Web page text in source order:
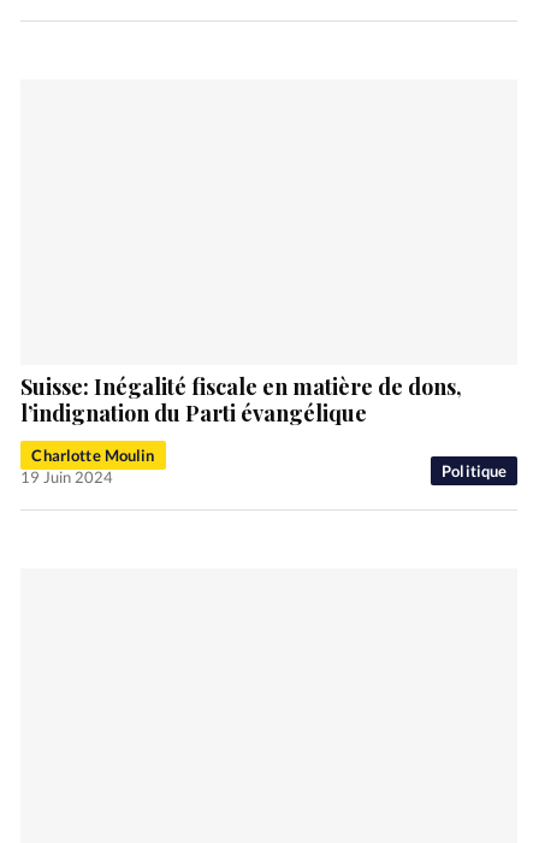
Politique
Suisse: Inégalité fiscale en matière de dons,
l’indignation du Parti évangélique
Charlotte Moulin
19 Juin 2024